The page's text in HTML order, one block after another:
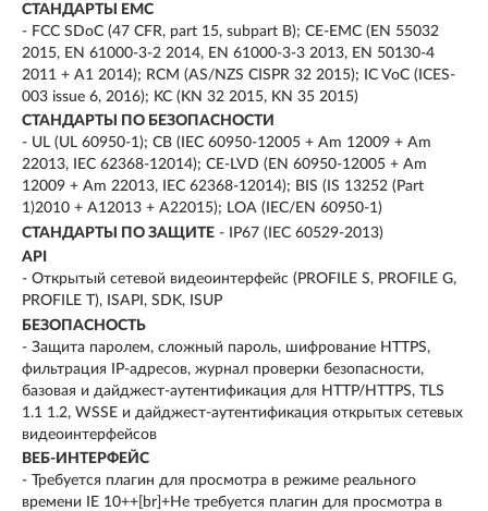
СТАНДАРТЫ EMC
- FCC SDoC (47 CFR, part 15, subpart B); CE-EMC (EN 55032
2015, EN 61000-3-2 2014, EN 61000-3-3 2013, EN 50130-4
2011 + A1 2014); RCM (AS/NZS CISPR 32 2015); IC VoC (ICES-
003 issue 6, 2016); KC (KN 32 2015, KN 35 2015)
СТАНДАРТЫ ПО БЕЗОПАСНОСТИ
- UL (UL 60950-1); CB (IEC 60950-12005 + Am 12009 + Am
22013, IEC 62368-12014); CE-LVD (EN 60950-12005 + Am
12009 + Am 22013, IEC 62368-12014); BIS (IS 13252 (Part
1)2010 + A12013 + A22015); LOA (IEC/EN 60950-1)
СТАНДАРТЫ ПО ЗАЩИТЕ - IP67 (IEC 60529-2013)
API
- Открытый сетевой видеоинтерфейс (PROFILE S, PROFILE G,
PROFILE T), ISAPI, SDK, ISUP
БЕЗОПАСНОСТЬ
- Защита паролем, сложный пароль, шифрование HTTPS,
фильтрация IP-адресов, журнал проверки безопасности,
базовая и дайджест-аутентификация для HTTP/HTTPS, TLS
1.1 1.2, WSSE и дайджест-аутентификация открытых сетевых
видеоинтерфейсов
ВЕБ-ИНТЕРФЕЙС
- Требуется плагин для просмотра в режиме реального
времени IE 10++[br]+Не требуется плагин для просмотра в